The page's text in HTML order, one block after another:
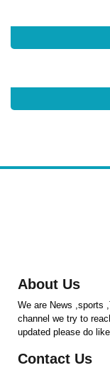
About Us
We are News ,sports
channel we try to
updated please do
Contact Us